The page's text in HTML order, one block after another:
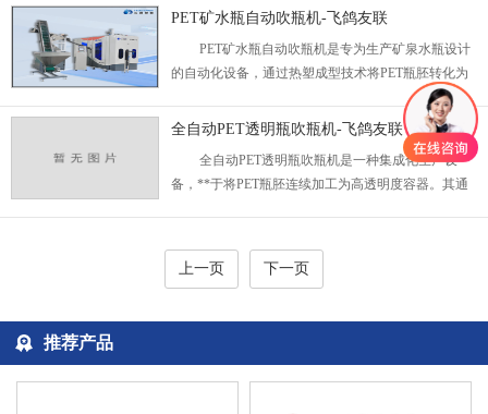
成品瓶，结合人工上下料与机械成型工序，在灵活性
PET矿水瓶自动吹瓶机-飞鸽友联
PET矿水瓶自动吹瓶机是专为生产矿泉水瓶设计
的自动化设备，通过热塑成型技术将PET瓶胚转化为
成品容器，满足行业对透明度、密封性及轻量化的核
心需求。...
全自动PET透明瓶吹瓶机-飞鸽友联
全自动PET透明瓶吹瓶机是一种集成化生产设
备，**于将PET瓶胚连续加工为高透明度容器。其通
料、日化及医药包装生产。...
上一页 下一页
推荐产品